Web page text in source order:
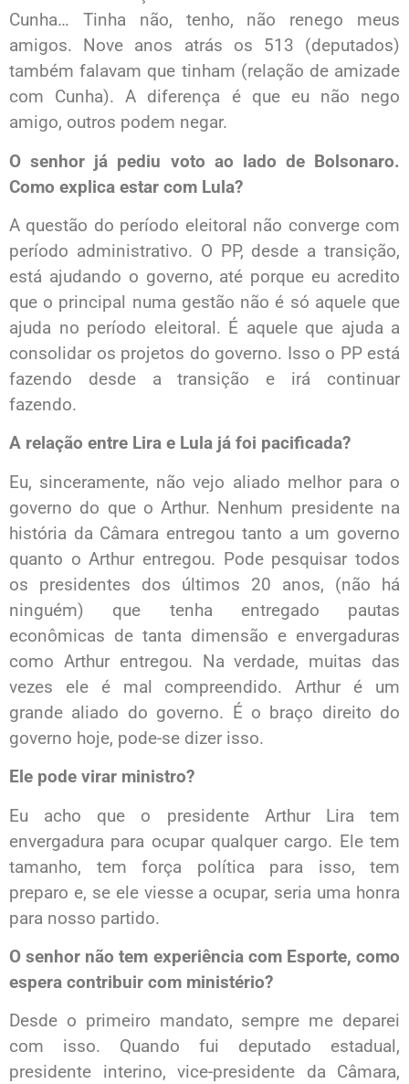
Cunha… Tinha não, tenho, não renego meus
amigos. Nove anos atrás os 513 (deputados)
também falavam que tinham (relação de amizade
com Cunha). A diferença é que eu não nego
amigo, outros podem negar.
O senhor já pediu voto ao lado de Bolsonaro.
Como explica estar com Lula?
A questão do período eleitoral não converge com
período administrativo. O PP, desde a transição,
está ajudando o governo, até porque eu acredito
que o principal numa gestão não é só aquele que
ajuda no período eleitoral. É aquele que ajuda a
consolidar os projetos do governo. Isso o PP está
fazendo desde a transição e irá continuar
fazendo.
A relação entre Lira e Lula já foi pacificada?
Eu, sinceramente, não vejo aliado melhor para o
governo do que o Arthur. Nenhum presidente na
história da Câmara entregou tanto a um governo
quanto o Arthur entregou. Pode pesquisar todos
os presidentes dos últimos 20 anos, (não há
ninguém) que tenha entregado pautas
econômicas de tanta dimensão e envergaduras
como Arthur entregou. Na verdade, muitas das
vezes ele é mal compreendido. Arthur é um
grande aliado do governo. É o braço direito do
governo hoje, pode-se dizer isso.
Ele pode virar ministro?
Eu acho que o presidente Arthur Lira tem
envergadura para ocupar qualquer cargo. Ele tem
tamanho, tem força política para isso, tem
preparo e, se ele viesse a ocupar, seria uma honra
para nosso partido.
O senhor não tem experiência com Esporte, como
espera contribuir com ministério?
Desde o primeiro mandato, sempre me deparei
com isso. Quando fui deputado estadual,
presidente interino, vice-presidente da Câmara,